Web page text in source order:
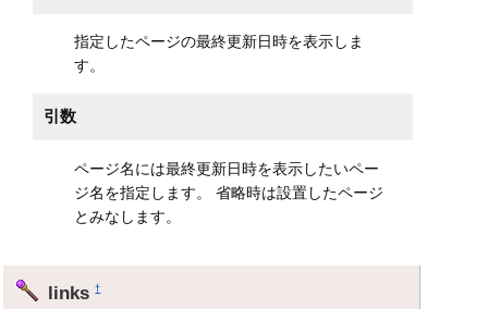
指定したページの最終更新日時を表示しま
す。
引数
ページ名には最終更新日時を表示したいペー
ジ名を指定します。 省略時は設置したページ
とみなします。
links†